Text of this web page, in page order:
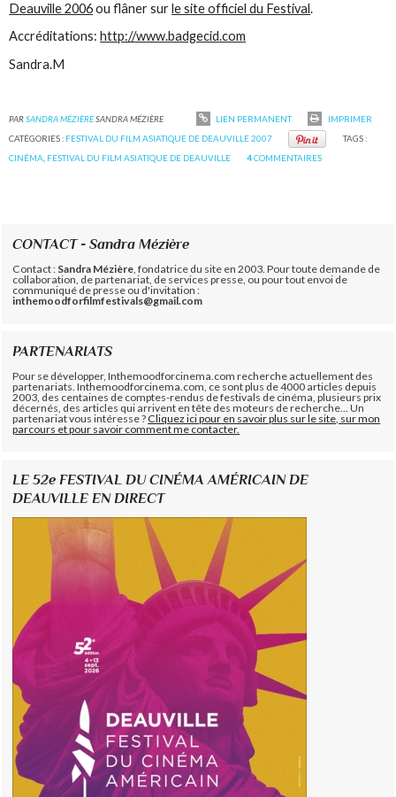
Deauville 2006ou flâner surle site officiel du Festival.
Accréditations:http://www.badgecid.com
Sandra.M
PARSANDRA MÉZIÈRESANDRA MÉZIÈRE LIEN PERMANENT
IMPRIMER
CATÉGORIES : FESTIVAL DU FILM ASIATIQUE DE DEAUVILLE 2007
TAGS :
CINÉMA FESTIVAL DU FILM ASIATIQUE DE DEAUVILLE 4COMMENTAIRES
CONTACT - Sandra Mézière
Contact : Sandra Mézière , fondatrice du site en 2003. Pour toute demande de
collaboration, de partenariat, de services presse, ou pour tout envoi de
communiqué de presse ou d'invitation :
inthemoodforfilmfestivals@gmail.com
PARTENARIATS
Pour se développer, Inthemoodforcinema.com recherche actuellement des
partenariats. Inthemoodforcinema.com, ce sont plus de 4000 articles depuis
2003, des centaines de comptes-rendus de festivals de cinéma, plusieurs prix
décernés, des articles qui arrivent en tête des moteurs de recherche... Un
partenariat vous intéresse ?Cliquez ici pour en savoir plus sur le site, sur mon
parcours et pour savoir comment me contacter.
LE 52e FESTIVAL DU CINÉMA AMÉRICAIN DE
DEAUVILLE EN DIRECT